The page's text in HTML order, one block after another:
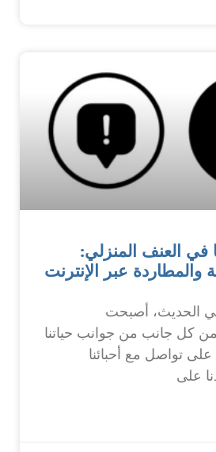
في العنف المنزلي:
والمطاردة عبر الإنترنت
الحديث، أصبحت
من كل جانب من جوانب حياتنا
على تواصل مع أحبائنا
على